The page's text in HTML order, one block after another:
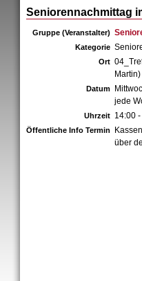
Seniorennachmittag
Gruppe (Veranstalter)
Kategorie
Ort
Martin)
Datum
jede
Uhrzeit 14:00
Öffentliche Info Termin
über